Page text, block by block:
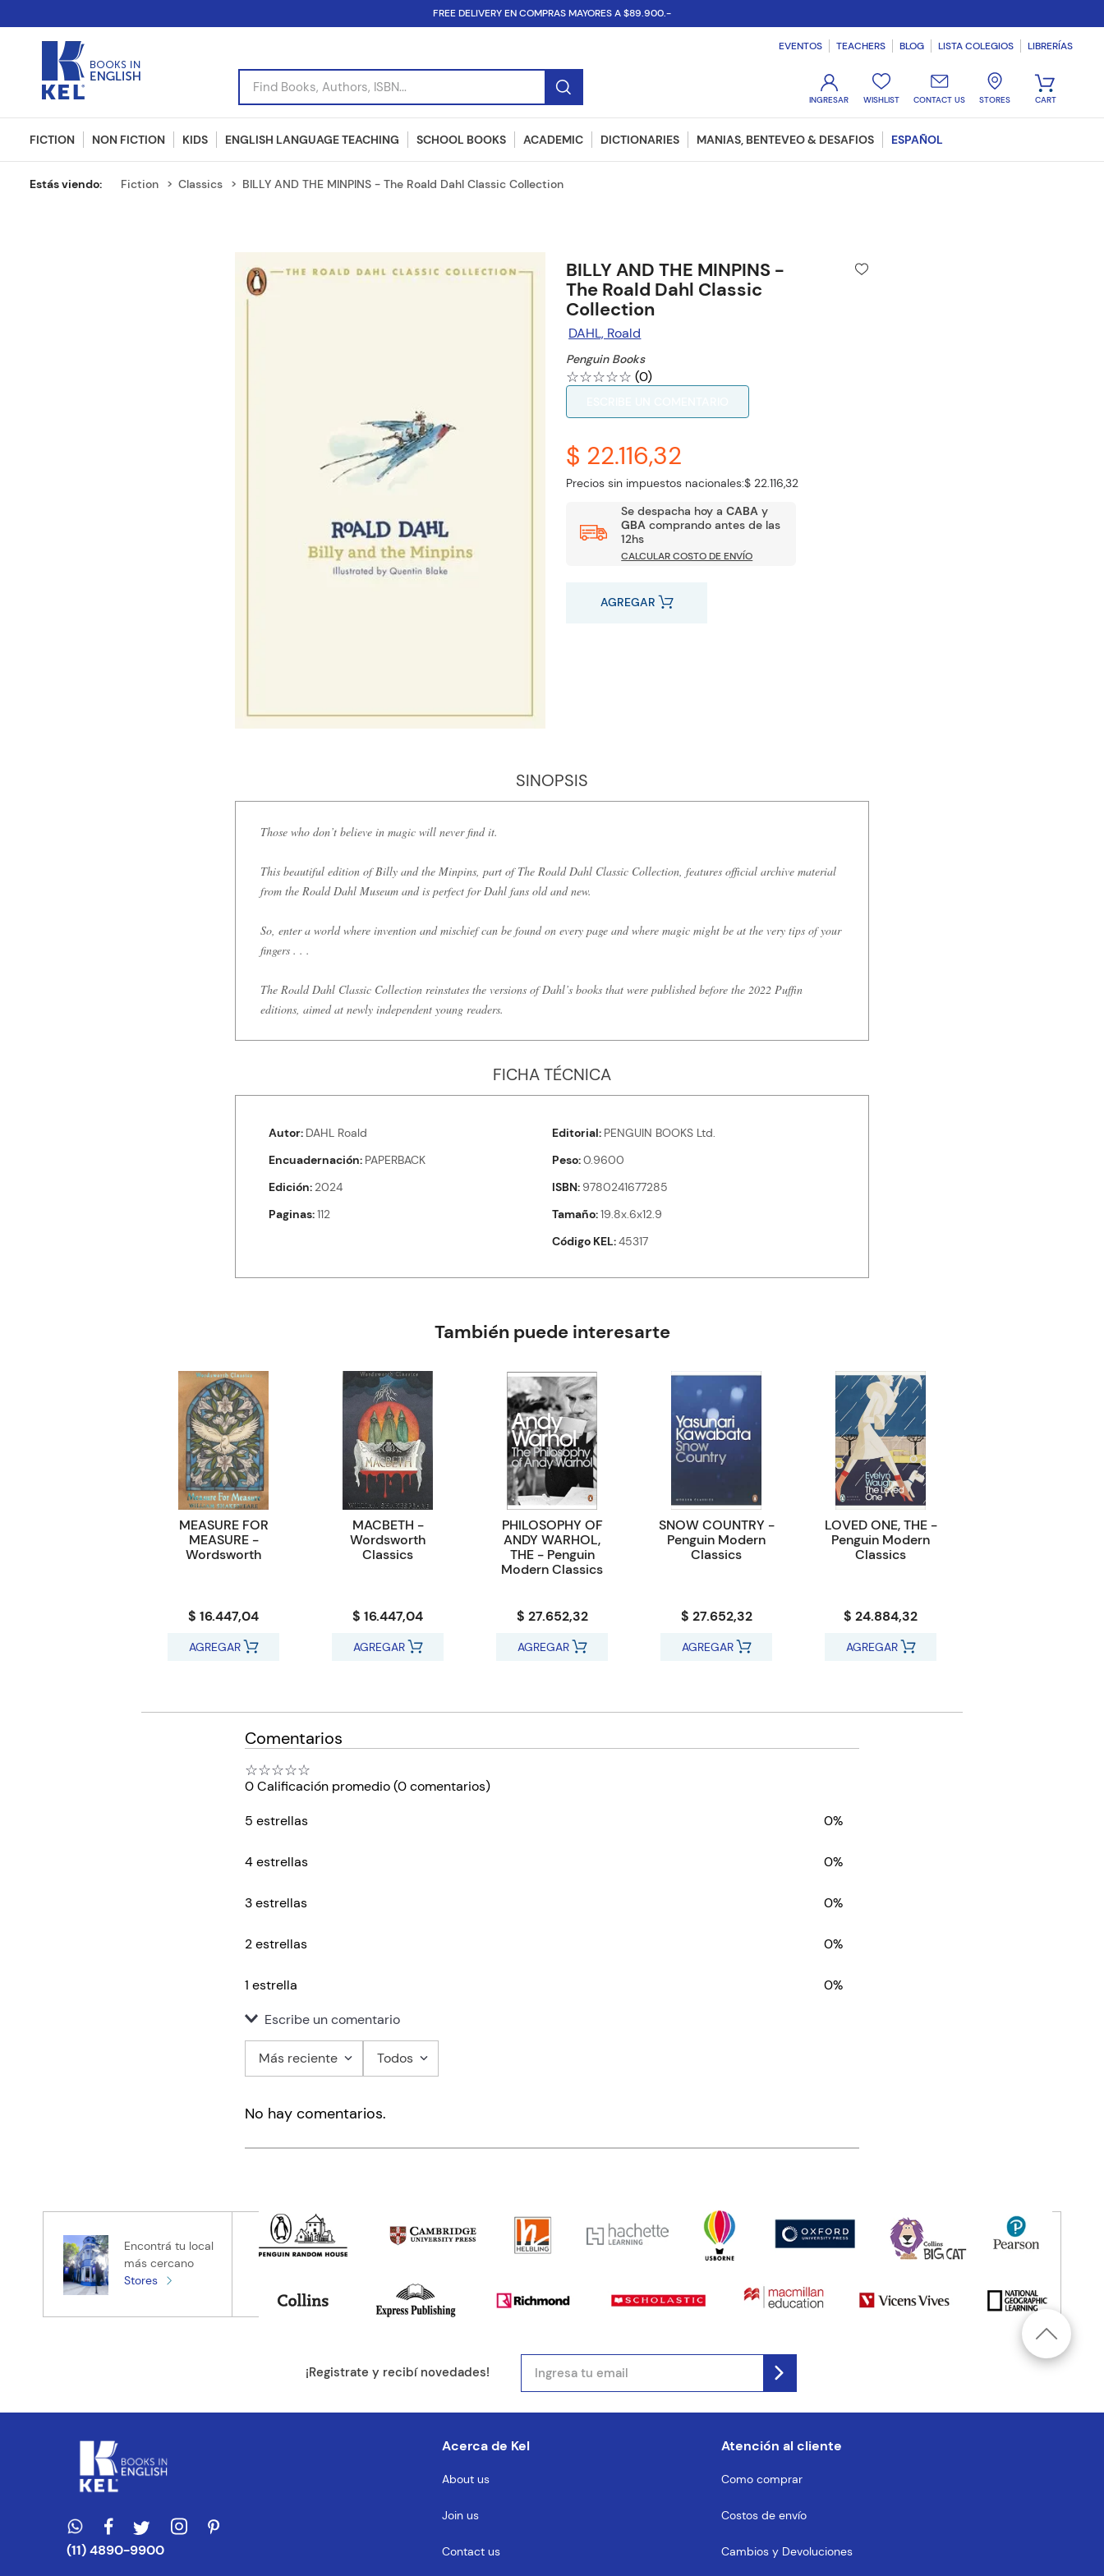
FREE DELIVERY EN COMPRAS MAYORES A $89.900.-
Find Books, Authors, ISBN...
EVENTOS TEACHERS BLOG LISTA COLEGIOS LIBRERÍAS
WISHLIST CONTACT US STORES
FICTION NON FICTION KIDS ENGLISH LANGUAGE TEACHING SCHOOL BOOKS ACADEMIC DICTIONARIES MANIAS, BENTEVEO & DESAFIOS ESPAÑOL
Fiction Classics BILLY AND THE MINPINS - The Roald Dahl Classic Collection
BILLY AND THE MINPINS -
The Roald Dahl Classic
Collection
DAHL, Roald
Penguin Books
☆☆☆☆☆ (0)
$ 22.116,32
Precios sin impuestos nacionales:$ 22.116,32
Se despacha hoy aCABA y
GBA comprando antes de las
12hs
CALCULAR COSTO DE ENVÍO
AGREGAR
SINOPSIS
Those who don’t believe in magic will never find it.
This beautiful edition of Billy and the Minpins, part of The Roald Dahl Classic Collection, features official archive material
from the Roald Dahl Museum and is perfect for Dahl fans old and new.
So, enter a world where invention and mischief can be found on every page and where magic might be at the very tips of your
fingers . . .
The Roald Dahl Classic Collection reinstates the versions of Dahl’s books that were published before the 2022 Puffin
editions, aimed at newly independent young readers.
FICHA TÉCNICA
Autor DAHL Roald Editorial PENGUIN BOOKS Ltd.
Encuadernación PAPERBACK Peso 0.9600
Edición 2024 ISBN 9780241677285
Paginas 112 Tamaño 19.8x.6x12.9
Código KEL 45317
También puede interesarte
MEASURE FOR
MEASURE -
Wordsworth
$ 16.447,04
AGREGAR
MACBETH -
Wordsworth
Classics
$ 16.447,04
AGREGAR
PHILOSOPHY OF
ANDY WARHOL,
THE - Penguin
Modern Classics
$ 27.652,32
AGREGAR
SNOW COUNTRY -
Penguin Modern
Classics
$ 27.652,32
AGREGAR
LOVED ONE, THE -
Penguin Modern
Classics
$ 24.884,32
AGREGAR
Comentarios
☆☆☆☆☆
0 Calificación promedio(0 comentarios)
5 estrellas
0%
4 estrellas 0%
3 estrellas 0%
2 estrellas 0%
1 estrella
0%
Escribe un comentario
Título
Tu nombre
Tu ubicación
Más reciente Todos
No hay comentarios.
Encontrá tu local
más cercano
Stores
¡Registrate y recibí novedades!
(11) 4890-9900
Acerca de Kel
About us
Join us
Contact us
Atención al cliente
Como comprar
Costos de envío
Cambios y Devoluciones